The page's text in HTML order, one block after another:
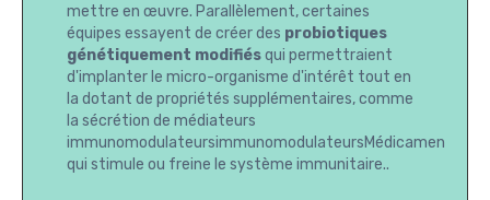
mettre en œuvre. Parallèlement, certaines
équipes essayent de créer des probiotiques
génétiquement modifiésqui permettraient
d'implanter le micro-organisme d'intérêt tout en
la dotant de propriétés supplémentaires, comme
la sécrétion de médiateurs
immunomodulateursimmunomodulateursMédicament
qui stimule ou freine le système immunitaire..